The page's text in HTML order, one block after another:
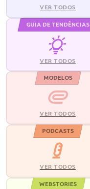
VER TODOS
GUIA DE TENDÊNCIAS
VER TODOS
MODELOS
VER TODOS
PODCASTS
VER TODOS
WEBSTORIES